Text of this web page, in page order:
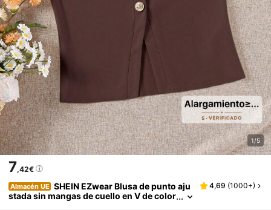
1/5
7,42€
Almacén UE SHEIN EZwear Blusa de punto aju
stada sin mangas de cuello en V de color
4,69 (1000+)